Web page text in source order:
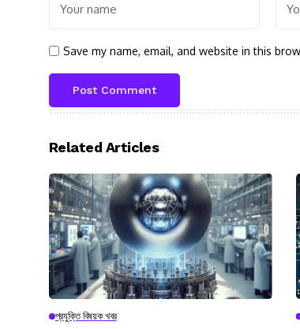
Save my name, email, and website in this
Related Articles
প্রযুক্তি বিষয়ক খবর